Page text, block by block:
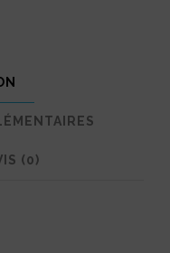
(0)